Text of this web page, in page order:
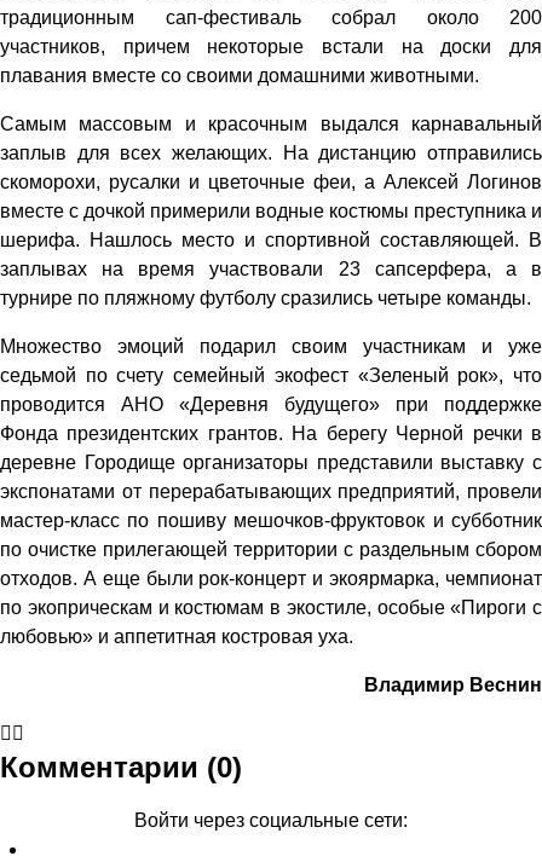
традиционным сап-фестиваль собрал около 200
участников, причем некоторые встали на доски для
плавания вместе со своими домашними животными.
Самым массовым и красочным выдался карнавальный
заплыв для всех желающих. На дистанцию отправились
скоморохи, русалки и цветочные феи, а Алексей Логинов
вместе с дочкой примерили водные костюмы преступника и
шерифа. Нашлось место и спортивной составляющей. В
заплывах на время участвовали 23 сапсерфера, а в
турнире по пляжному футболу сразились четыре команды.
Множество эмоций подарил своим участникам и уже
седьмой по счету семейный экофест «Зеленый рок», что
проводится АНО «Деревня будущего» при поддержке
Фонда президентских грантов. На берегу Черной речки в
деревне Городище организаторы представили выставку с
экспонатами от перерабатывающих предприятий, провели
мастер-класс по пошиву мешочков-фруктовок и субботник
по очистке прилегающей территории с раздельным сбором
отходов. А еще были рок-концерт и экоярмарка, чемпионат
по экоприческам и костюмам в экостиле, особые «Пироги с
любовью» и аппетитная костровая уха.
Владимир Веснин
Комментарии (0)
Войти через социальные сети: